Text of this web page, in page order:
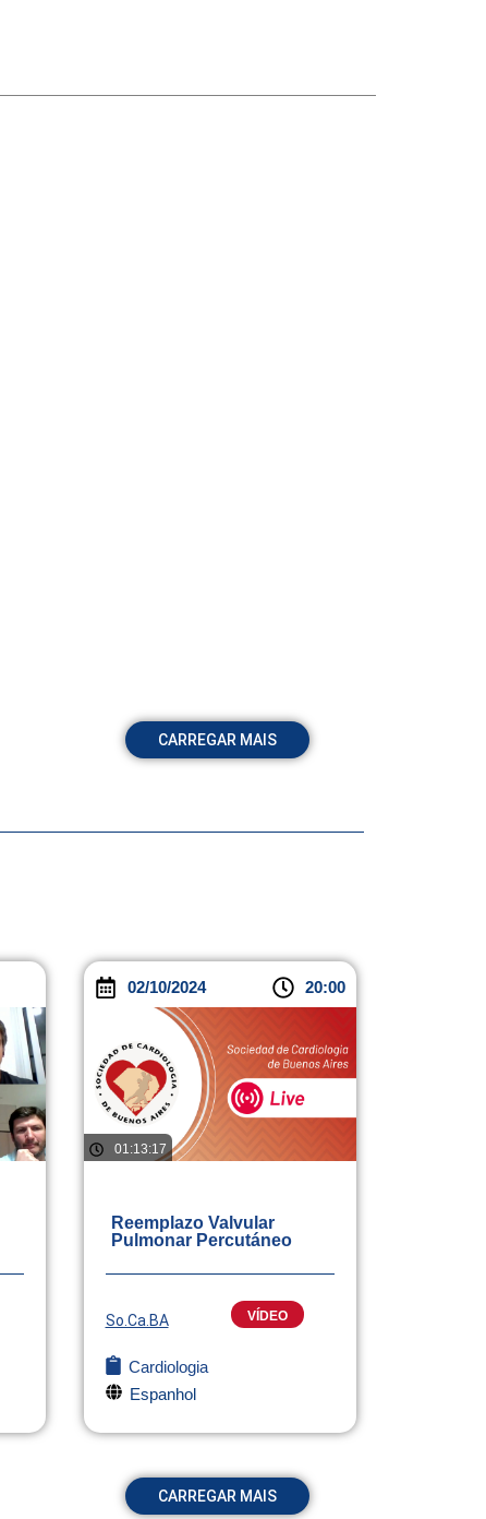
CARREGAR MAIS
02/10/2024 20:00
01:13:17
Reemplazo Valvular
Pulmonar Percutáneo
So.Ca.BA VÍDEO
Cardiologia
Espanhol
CARREGAR MAIS